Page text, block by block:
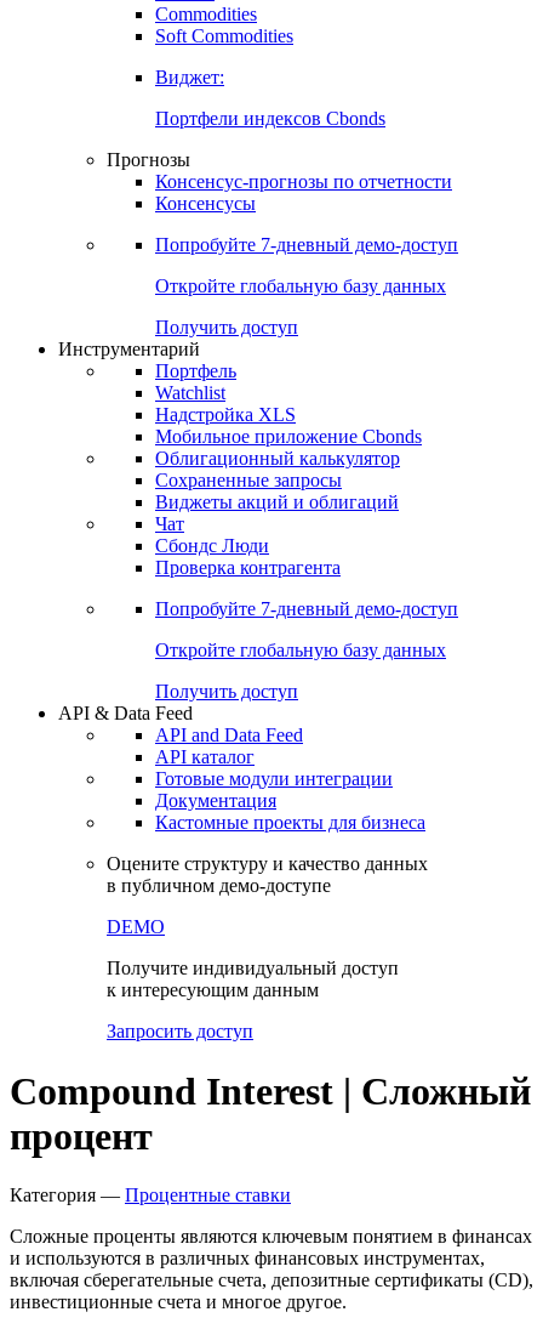
Commodities
Золото
Бензин
Soft Commodities
Виджет:
Портфели индексов Cbonds
Прогнозы
Консенсусы
Попробуйте7-дневный
Откройте глобальную базу данных
Получить доступ
Инструментарий
Портфель
Watchlist
Надстройка XLS
Мобильное приложение Cbonds
Облигационный калькулятор
Сохраненные запросы
Чат
Проверка контрагента
Попробуйте7-дневный
Откройте глобальную базу данных
Получить доступ
API & Data Feed
API and Data Feed
Готовые модули интеграции
Документация
в публичном демо-доступе
к интересующим данным
процент
Категория —Процентные ставки